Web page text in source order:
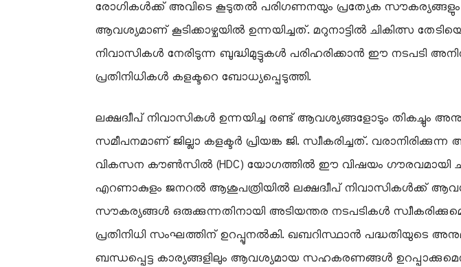
രോഗികൾക്ക് അവിടെ കൂടുതൽ പരിഗണനയും പ്രത്യേക
ആവശ്യമാണ് കൂടിക്കാഴ്ചയിൽ ഉന്നയിച്ചത്. മറുനാട്ടിൽ ചികിത്സ
നിവാസികൾ നേരിടുന്ന ബുദ്ധിമുട്ടുകൾ പരിഹരിക്കാൻ ഈ നടപടി
പ്രതിനിധികൾ കളക്ടറെ ബോധ്യപ്പെടുത്തി.
​ലക്ഷദ്വീപ് നിവാസികൾ ഉന്നയിച്ച രണ്ട് ആവശ്യങ്ങളോടും തികച്ചും
സമീപനമാണ് ജില്ലാ കളക്ടർ പ്രിയങ്ക ജി. സ്വീകരിച്ചത്.
വികസന കൗൺസിൽ (HDC) യോഗത്തിൽ ഈ വിഷയം ഗൗരവമായി
എറണാകുളം ജനറൽ ആശുപത്രിയിൽ ലക്ഷദ്വീപ് നിവാസികൾക്ക്
സൗകര്യങ്ങൾ ഒരുക്കുന്നതിനായി അടിയന്തര നടപടികൾ
പ്രതിനിധി സംഘത്തിന് ഉറപ്പുനൽകി. ഖബറിസ്ഥാൻ പദ്ധതിയുടെ
ബന്ധപ്പെട്ട കാര്യങ്ങളിലും ആവശ്യമായ സഹകരണങ്ങൾ